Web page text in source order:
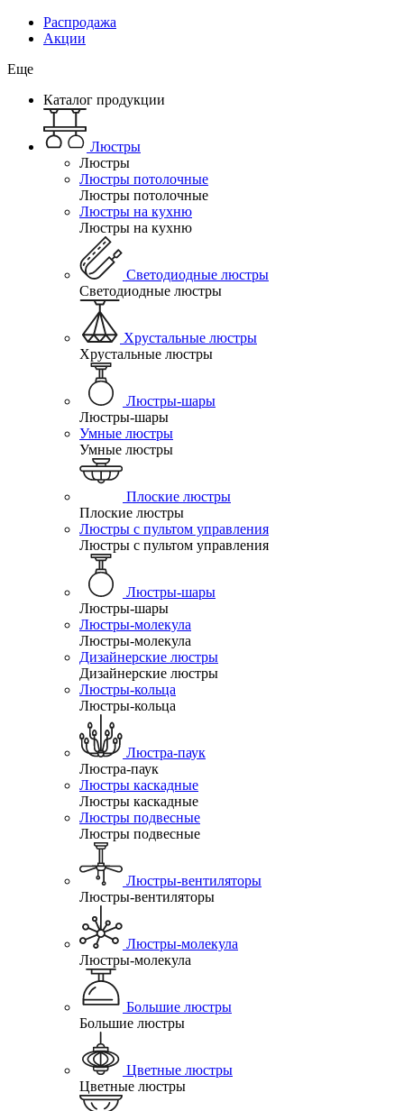
Распродажа
Акции
Еще
Каталог продукции
Люстры
Люстры
Люстры потолочные
Люстры потолочные
Люстры на кухню
Люстры на кухню
Светодиодные люстры
Светодиодные люстры
Хрустальные люстры
Хрустальные люстры
Люстры-шары
Люстры-шары
Умные люстры
Умные люстры
Плоские люстры
Плоские люстры
Люстры с пультом управления
Люстры с пультом управления
Люстры-шары
Люстры-шары
Люстры-молекула
Люстры-молекула
Дизайнерские люстры
Дизайнерские люстры
Люстры-кольца
Люстры-кольца
Люстра-паук
Люстра-паук
Люстры каскадные
Люстры каскадные
Люстры подвесные
Люстры подвесные
Люстры-вентиляторы
Люстры-вентиляторы
Люстры-молекула
Люстры-молекула
Большие люстры
Большие люстры
Цветные люстры
Цветные люстры